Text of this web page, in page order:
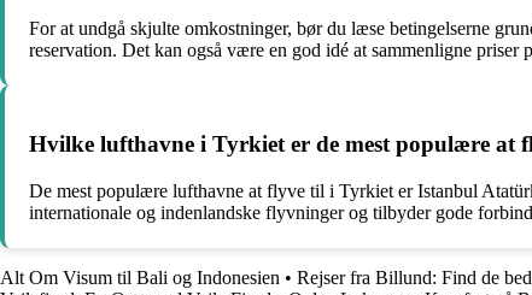
For at undgå skjulte omkostninger, bør du læse betingelserne
reservation. Det kan også være en god idé at sammenligne
Hvilke lufthavne i Tyrkiet er de mest populære at
De mest populære lufthavne at flyve til i Tyrkiet er Istanbul
internationale og indenlandske flyvninger og tilbyder gode
Alt Om Visum til Bali og Indonesien • Rejser fra Billund: Find de